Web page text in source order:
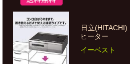
日立
ヒーター
イーベスト